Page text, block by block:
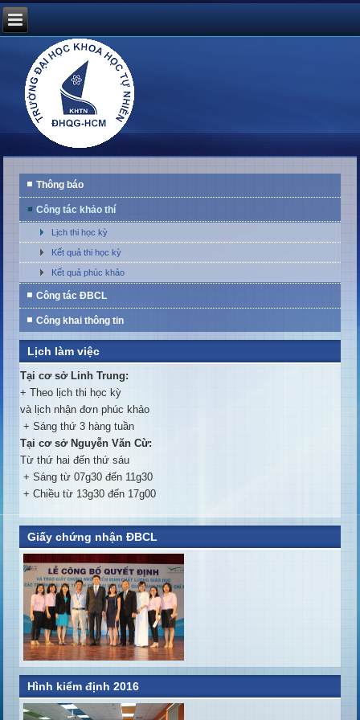
Thông báo
Công tác khảo thí
Lịch thi học kỳ
Kết quả thi học kỳ
Kết quả phúc khảo
Công tác ĐBCL
Công khai thông tin
Lịch làm việc
Tại cơ sở Linh Trung:
+ Theo lịch thi học kỳ
và lịch nhận đơn phúc khảo
+ Sáng thứ 3 hàng tuần
Tại cơ sở Nguyễn Văn Cừ:
Từ thứ hai đến thứ sáu
+ Sáng từ 07g30 đến 11g30
+ Chiều từ 13g30 đến 17g00
Giấy chứng nhận ĐBCL
Hình kiểm định 2016